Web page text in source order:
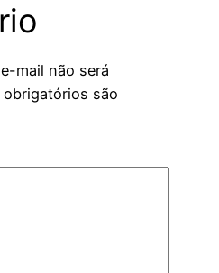
mail não será
obrigatórios são